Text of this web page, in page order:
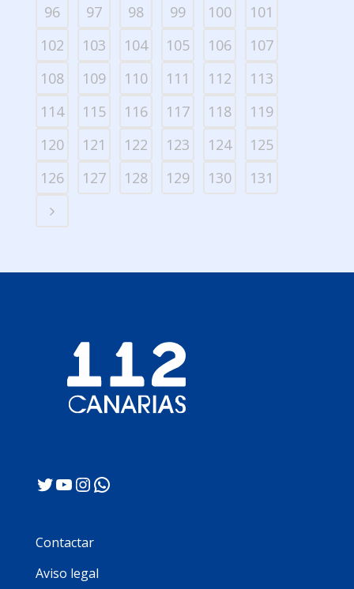
96
97 98 99 100
101
102
103 104 105 106
107
108
109 110 111 112
113
114
115 116 117 118
119
120
121 122 123 124
125
126
127 128 129 130 131
Twitter
YouTube
Instagram
WhatsApp
Contactar
Aviso legal